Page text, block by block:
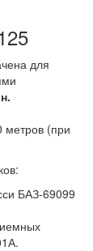
для
метров (при
БАЗ-69099